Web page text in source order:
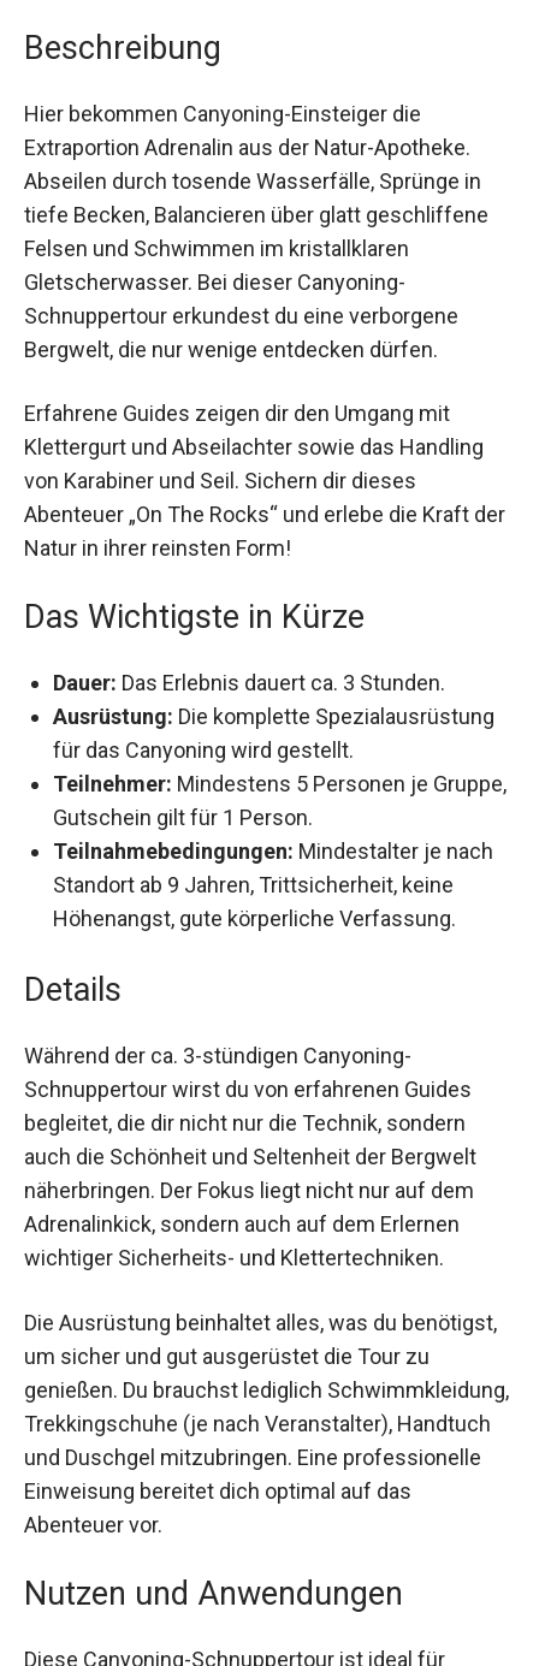
Beschreibung
Hier bekommen Canyoning-Einsteiger die
Extraportion Adrenalin aus der Natur-Apotheke.
Abseilen durch tosende Wasserfälle, Sprünge in
tiefe Becken, Balancieren über glatt geschliffene
Felsen und Schwimmen im kristallklaren
Gletscherwasser. Bei dieser Canyoning-
Schnuppertour erkundest du eine verborgene
Bergwelt, die nur wenige entdecken dürfen.
Erfahrene Guides zeigen dir den Umgang mit
Klettergurt und Abseilachter sowie das Handling
von Karabiner und Seil. Sichern dir dieses
Abenteuer „On The Rocks“ und erlebe die Kraft
der Natur in ihrer reinsten Form!
Das Wichtigste in Kürze
Dauer:
Das Erlebnis dauert ca. 3 Stunden.
Ausrüstung:
Die komplette Spezialausrüstung
für das Canyoning wird gestellt.
Teilnehmer:
Mindestens 5 Personen je
Gruppe, Gutschein gilt für 1 Person.
Teilnahmebedingungen:
Mindestalter je nach
Standort ab 9 Jahren, Trittsicherheit, keine
Höhenangst, gute körperliche Verfassung.
Details
Während der ca. 3-stündigen Canyoning-
Schnuppertour wirst du von erfahrenen Guides
begleitet, die dir nicht nur die Technik, sondern
auch die Schönheit und Seltenheit der Bergwelt
näherbringen. Der Fokus liegt nicht nur auf dem
Adrenalinkick, sondern auch auf dem Erlernen
wichtiger Sicherheits- und Klettertechniken.
Die Ausrüstung beinhaltet alles, was du benötigst,
um sicher und gut ausgerüstet die Tour zu
genießen. Du brauchst lediglich
Schwimmkleidung, Trekkingschuhe (je nach
Veranstalter), Handtuch und Duschgel
mitzubringen. Eine professionelle Einweisung
bereitet dich optimal auf das Abenteuer vor.
Nutzen und Anwendungen
Diese Canyoning-Schnuppertour ist ideal für